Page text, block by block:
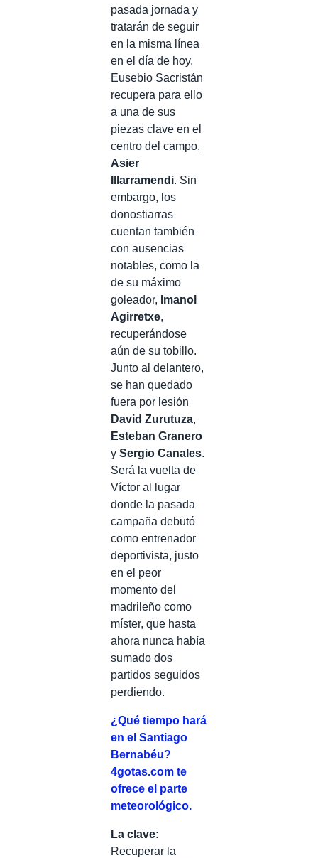
pasada jornada y
tratarán de seguir
en la misma línea
en el día de hoy.
Eusebio Sacristán
recupera para ello
a una de sus
piezas clave en el
centro del campo,
Asier
Illarramendi. Sin
embargo, los
donostiarras
cuentan también
con ausencias
notables, como la
de su máximo
goleador, Imanol
Agirretxe,
recuperándose
aún de su tobillo.
Junto al delantero,
se han quedado
fuera por lesión
David Zurutuza,
Esteban Granero
y Sergio Canales.
Será la vuelta de
Víctor al lugar
donde la pasada
campaña debutó
como entrenador
deportivista, justo
en el peor
momento del
madrileño como
míster, que hasta
ahora nunca había
sumado dos
partidos seguidos
perdiendo.
¿Qué tiempo hará
en el Santiago
Bernabéu?
4gotas.com te
ofrece el parte
meteorológico.
La clave:
Recuperar la